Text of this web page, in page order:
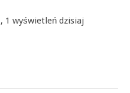
, 1 wyświetleń dzisiaj